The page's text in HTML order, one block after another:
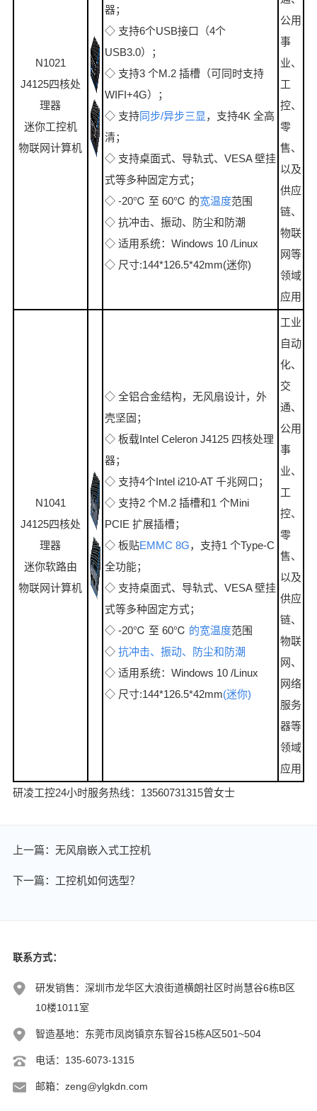
N1021
J4125四核处
理器
迷你工控机
物联网计算机
器；
◇ 支持6个USB接口（4个
USB3.0）；
◇ 支持3 个M.2 插槽（可同时支持
WIFI+4G）；
◇ 支持同步/异步三显 ，支持4K 全高
清；
◇ 支持桌面式、导轨式、VESA 壁挂
式等多种固定方式；
◇ -20℃ 至 60℃ 的宽温度范围
◇ 抗冲击、振动、防尘和防潮
◇ 适用系统：Windows 10 /Linux
◇ 尺寸:144*126.5*42mm(迷你)
公用
事
业、
工
控、
零
售、
以及
供应
链、
物联
网等
领域
应用
N1041
J4125四核处
理器
迷你软路由
物联网计算机
◇ 全铝合金结构，无风扇设计，外
壳坚固；
◇ 板载Intel Celeron J4125 四核处理
器；
◇ 支持4个Intel i210-AT 千兆网口；
◇ 支持2 个M.2 插槽和1 个Mini
PCIE 扩展插槽；
◇ 板贴EMMC 8G，支持1 个Type-C
全功能；
◇ 支持桌面式、导轨式、VESA 壁挂
式等多种固定方式；
◇ -20℃ 至 60℃ 的宽温度范围
◇ 抗冲击、振动、防尘和防潮
◇ 适用系统：Windows 10 /Linux
◇ 尺寸:144*126.5*42mm(迷你)
工业
自动
化、
交
通、
公用
事
业、
工
控、
零
售、
以及
供应
链、
物联
网、
网络
服务
器等
领域
应用
研凌工控24小时服务热线：13560731315曾女士
上一篇：无风扇嵌入式工控机
下一篇：工控机如何选型？
联系方式：
研发销售：深圳市龙华区大浪街道横朗社区时尚慧谷6栋B区
10楼1011室
智造基地：东莞市凤岗镇京东智谷15栋A区501~504
电话：135-6073-1315
邮箱：zeng@ylgkdn.com